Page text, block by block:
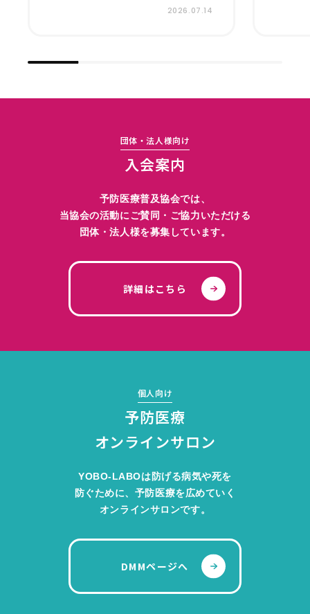
2026.07.14
入会案内
団体・法人様向け
予防医療普及協会では、
当協会の活動にご賛同・ご協力いただける
団体・法人様を募集しています。
詳細はこちら
予防医療
オンラインサロン
個人向け
YOBO-LABOは防げる病気や死を
防ぐために、予防医療を広めていく
オンラインサロンです。
DMMページへ